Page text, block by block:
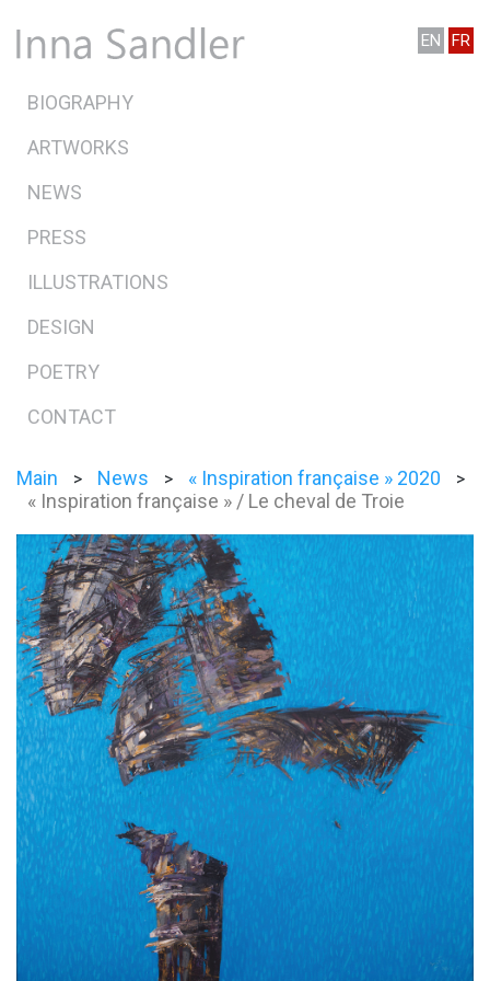
EN FR
BIOGRAPHY
ARTWORKS
NEWS
PRESS
ILLUSTRATIONS
DESIGN
POETRY
CONTACT
Main > News > « Inspiration française » 2020 >
« Inspiration française » / Le cheval de Troie